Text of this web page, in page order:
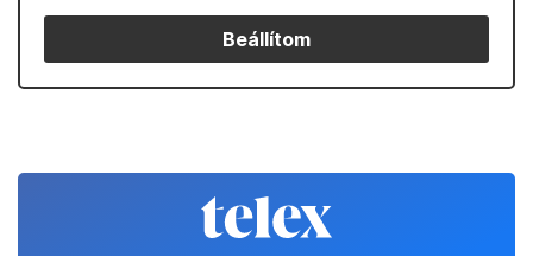
Beállítom